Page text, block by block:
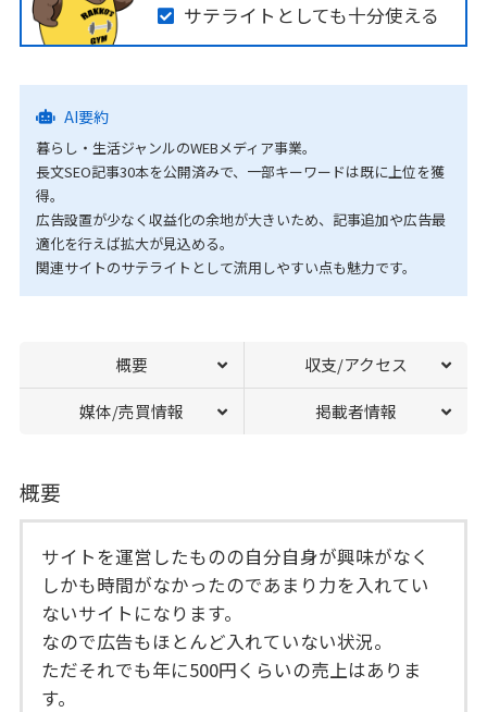
サテライトとしても十分使える
AI要約
暮らし・生活ジャンルのWEBメディア事業。
長文SEO記事30本を公開済みで、一部キーワードは既に上位を獲
得。
広告設置が少なく収益化の余地が大きいため、記事追加や広告最
適化を行えば拡大が見込める。
関連サイトのサテライトとして流用しやすい点も魅力です。
概要 収支/アクセス
媒体/売買情報 掲載者情報
概要
サイトを運営したものの自分自身が興味がなく
しかも時間がなかったのであまり力を入れてい
ないサイトになります。
なので広告もほとんど入れていない状況。
ただそれでも年に500円くらいの売上はありま
す。